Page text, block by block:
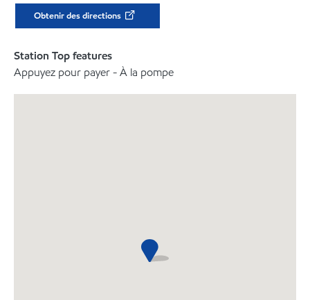
Obtenir des directions
Station Top features
Appuyez pour payer - À la pompe